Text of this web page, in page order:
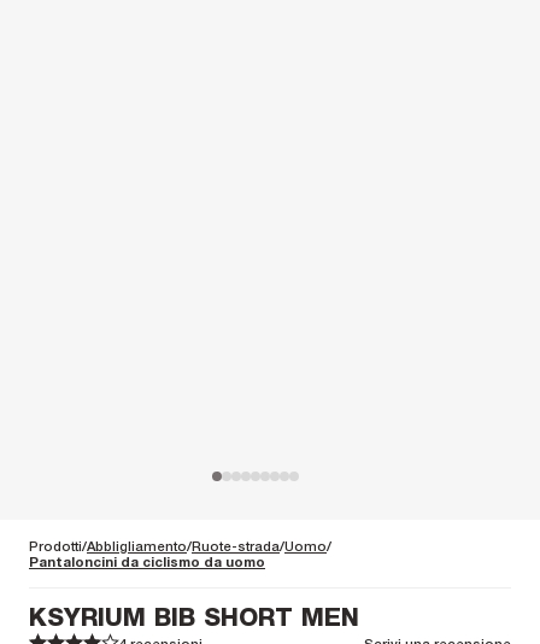
Prodotti Abbligliamento Ruote-strada Uomo
Pantaloncini da ciclismo da uomo
KSYRIUM BIB SHORT MEN